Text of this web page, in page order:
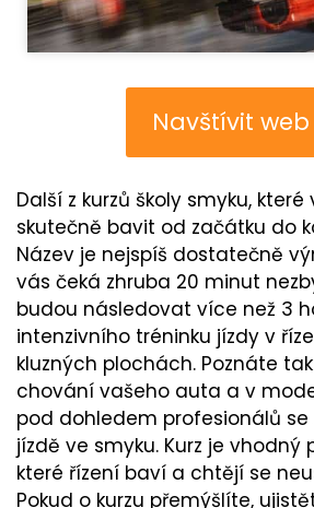
Navštívit
Další z kurzů školy smyku,
skutečně bavit od začátku do
Název je nejspíš dostatečně
vás čeká zhruba 20 minut
budou následovat více než 3
intenzivního tréninku jízdy v
kluzných plochách. Poznáte
chování vašeho auta a v
pod dohledem profesionálů
jízdě ve smyku. Kurz je vhodný
které řízení baví a chtějí se
Pokud o kurzu přemýšlíte,